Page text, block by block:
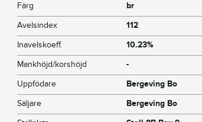
Färg
br
Avelsindex
112
Inavelskoeff.
10.23%
Mankhöjd/korshöjd
-
Uppfödare
Bergeving Bo
Säljare
Bergeving Bo